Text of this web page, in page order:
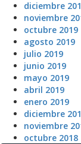
diciembre
noviembre
octubre 2019
agosto 2019
julio 2019
junio 2019
mayo 2019
abril 2019
enero 2019
diciembre
noviembre
octubre 2018